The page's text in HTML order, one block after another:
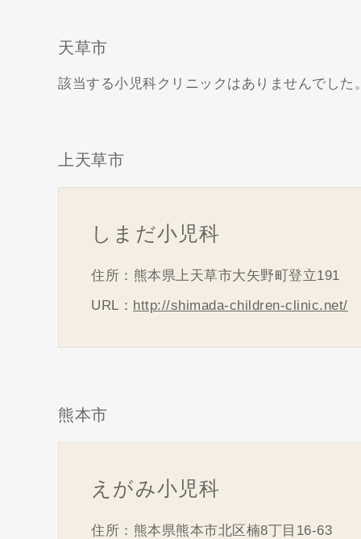
天草市
該当する小児科クリニックはありませんでした
上天草市
しまだ小児科
住所：熊本県上天草市大矢野町登立191
URL： http://shimada-children-clinic.net/
熊本市
えがみ小児科
住所：熊本県熊本市北区楠8丁目16-63